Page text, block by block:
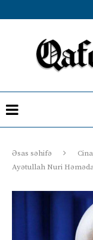
Əsas səhifə
Ayətullah Nuri